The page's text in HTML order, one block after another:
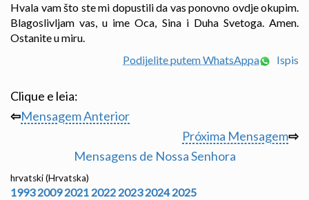
Hvala vam što ste mi dopustili da vas ponovno ovdje okupim.
Blagoslivljam vas, u ime Oca, Sina i Duha Svetoga. Amen.
Ostanite u miru.
Podijelite putem WhatsAppa
Ispis
Clique e leia:
⇦Mensagem Anterior
Próxima Mensagem⇨
Mensagens de Nossa Senhora
hrvatski (Hrvatska)
1993 2009 2021 2022 2023 2024 2025